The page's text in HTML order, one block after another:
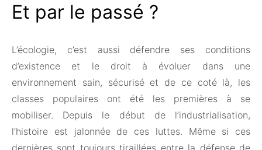
Et par le passé ?
L’écologie, c’est aussi défendre ses conditions
d’existence et le droit à évoluer dans une
environnement sain, sécurisé et de ce coté là, les
classes populaires ont été les premières à se
mobiliser. Depuis le début de l’industrialisation,
l’histoire est jalonnée de ces luttes. Même si ces
dernières sont toujours tiraillées entre la défense de